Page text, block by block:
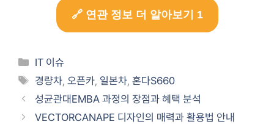
🔗 연관 정보 더 알아보기 1
카
테
리
IT 이슈
태
그
경량차 ,오픈카 일본차 ,혼다S660
성균관대EMBA 과정의 장점과 혜택 분석
VECTORCANAPE 디자인의 매력과 활용법 안내